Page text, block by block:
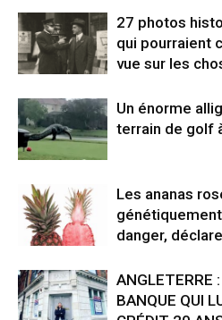
27 photos
qui pourraient
vue sur les
Un énorme
terrain de golf
Les ananas
danger,
ANGLETERRE
BANQUE QUI